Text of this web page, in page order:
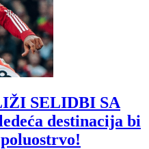
SELIDBI SA
destinacija bi